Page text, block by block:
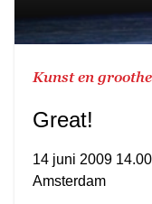
Kunst en
Great!
14 juni 2009
Amsterdam